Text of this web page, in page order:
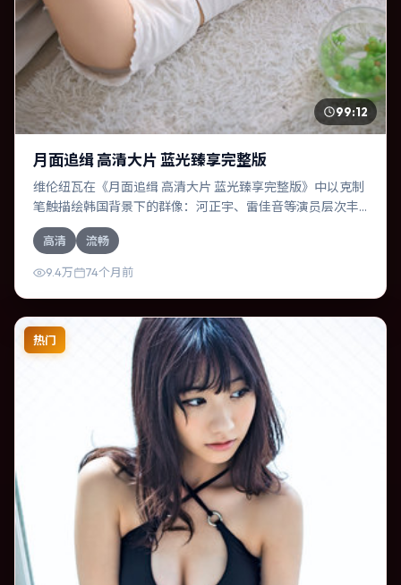
99:12
月面追缉 高清大片 蓝光臻享完整版
维伦纽瓦在《月面追缉 高清大片 蓝光臻享完整版》中以克制
笔触描绘韩国背景下的群像：河正宇、雷佳音等演员层次丰
富。作为一部科幻作品，故事从日常裂缝切入，逐步推向不
可逆转的结局；视听语言统一，情感落点克制有力。
高清 流畅
9.4万 74个月前
热门